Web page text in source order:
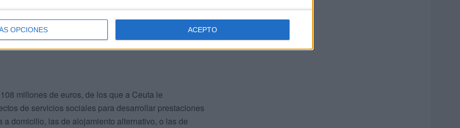
OPCIONES ACEPTO
millones de euros, de los que a Ceuta le
de servicios sociales para desarrollar prestaciones
domicilio, las de alojamiento alternativo, o las de